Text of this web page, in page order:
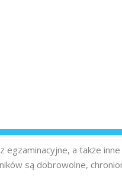
a także
są dobrowolne,